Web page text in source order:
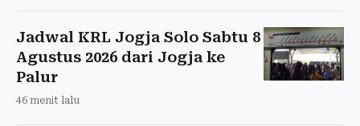
Jadwal KRL Jogja Solo Sabtu 8
Agustus 2026 dari Jogja ke
Palur
46 menit lalu